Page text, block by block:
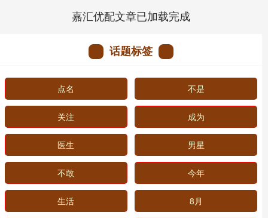
嘉汇优配文章已加载完成
话题标签
点名 不是
关注 成为
医生 男星
不敢 今年
生活 8月